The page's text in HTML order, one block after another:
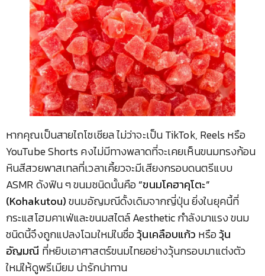
หากคุณเป็นสายไถโซเชียล ไม่ว่าจะเป็น TikTok, Reels หรือ
YouTube Shorts คงไม่มีทางพลาดที่จะเคยเห็นขนมทรงก้อน
หินสีสวยพาสเทลที่เวลาเคี้ยวจะมีเสียงกรอบดนตรีแบบ
ASMR ดังฟิน ๆ ขนมชนิดนั้นคือ“ขนมโคฮาคุโตะ”
(Kohakutou)ขนมอัญมณีดั้งเดิมจากญี่ปุ่น ยิ่งในยุคนี้ที่
กระแสโฮมคาเฟ่และขนมสไตล์ Aesthetic กำลังมาแรง ขนม
ชนิดนี้จึงถูกแปลงโฉมใหม่ในชื่อวุ้นเคลือบแก้ว หรือวุ้น
อัญมณี ที่หยิบเอาศาสตร์ขนมไทยอย่างวุ้นกรอบมาแต่งตัว
ใหม่ให้ดูพรีเมียม น่ารักน่าทาน